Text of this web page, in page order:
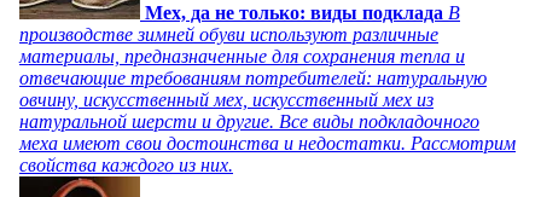
Мех, да не только: виды подклада В
производстве зимней обуви используют различные
материалы, предназначенные для сохранения тепла и
отвечающие требованиям потребителей: натуральную
овчину, искусственный мех, искусственный мех из
натуральной шерсти и другие. Все виды подкладочного
меха имеют свои достоинства и недостатки. Рассмотрим
свойства каждого из них.